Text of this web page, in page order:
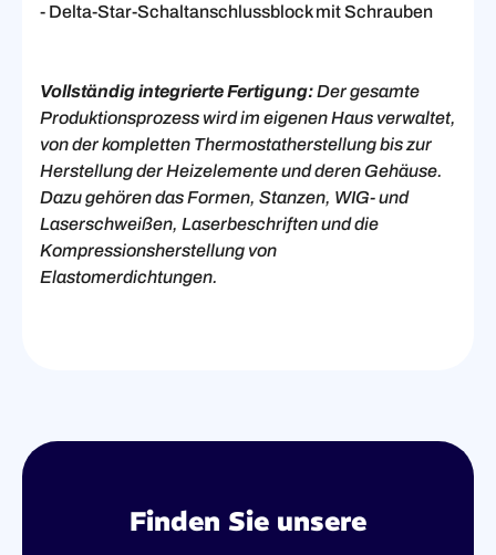
- Delta-Star-Schaltanschlussblock mit Schrauben
Vollständig integrierte Fertigung:Der gesamte
Produktionsprozess wird im eigenen Haus verwaltet,
von der kompletten Thermostatherstellung bis zur
Herstellung der Heizelemente und deren Gehäuse.
Dazu gehören das Formen, Stanzen, WIG- und
Laserschweißen, Laserbeschriften und die
Kompressionsherstellung von
Elastomerdichtungen.
Finden Sie unsere